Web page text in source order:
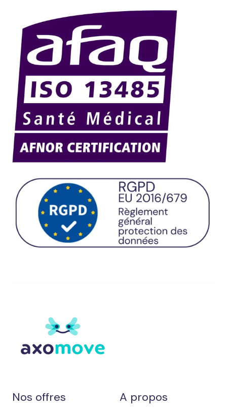
Nos offres A propos